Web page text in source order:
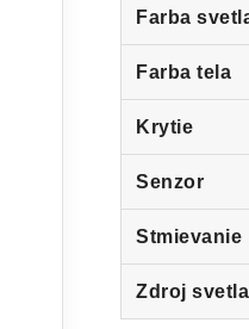
Farba
Farba tela
Krytie
Senzor
Stmievanie
Zdroj svetla